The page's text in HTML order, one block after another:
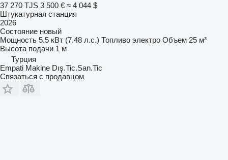
37 270 TJS 3 500 € ≈ 4 044 $
Штукатурная станция
2026
Состояние новый
Мощность 5.5 кВт (7.48 л.с.) Топливо электро Объем 25 м³
Высота подачи 1 м
Турция
Empati Makine Dış.Tic.San.Tic
Связаться с продавцом